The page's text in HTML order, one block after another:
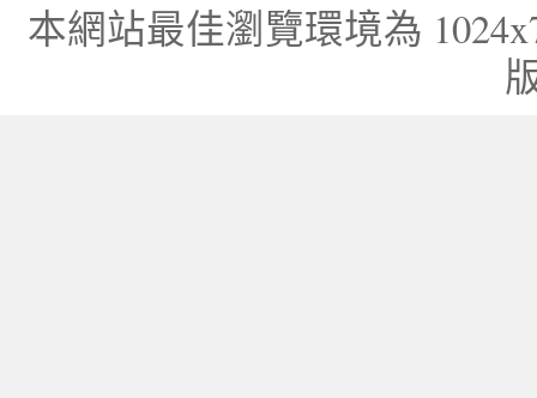
本網站最佳瀏覽環境為